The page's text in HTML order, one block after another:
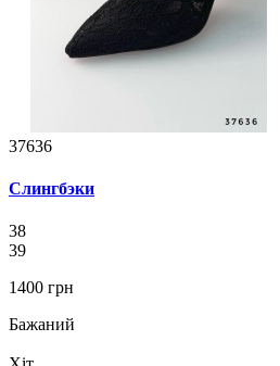
37636
Слингбэки
38
39
1400 грн
Бажаний